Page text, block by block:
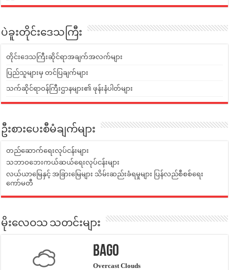
ပဲခူးတိုင်းဒေသကြီး
တိုင်းဒေသကြီးဆိုင်ရာအချက်အလက်များ
ပြည်သူများမှ တင်ပြချက်များ
သက်ဆိုင်ရာဝန်ကြီးဌာနများ၏ ဖုန်းနံပါတ်များ
ဦးစားပေးစီမံချက်များ
တည်ဆောက်ရေးလုပ်ငန်းများ
သဘာဝဘေးကယ်ဆယ်ရေးလုပ်ငန်းများ
လယ်ယာမြေနှင့် အခြားမြေများ သိမ်းဆည်းခံရမှုများ ပြန်လည်စီစစ်ရေး
ကော်မတီ
မိုးလေဝသ သတင်းများ
Bago
Overcast Clouds